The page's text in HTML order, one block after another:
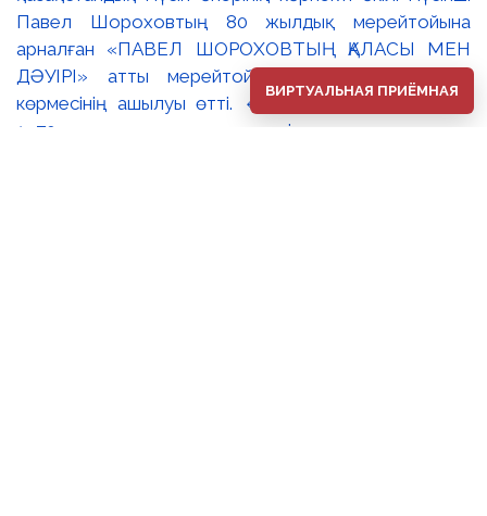
ВИРТУАЛЬНАЯ ПРИЁМНАЯ